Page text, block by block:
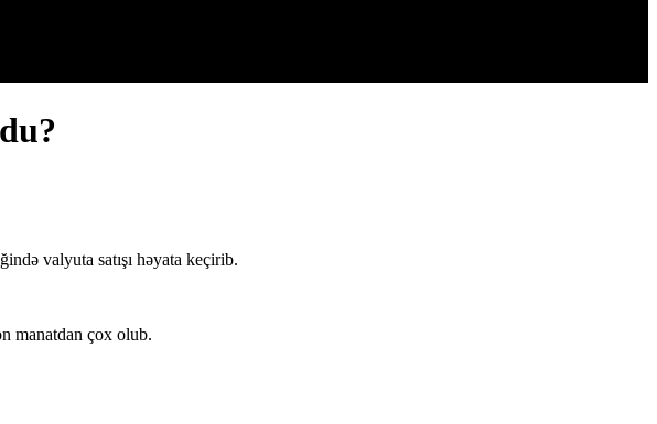
valyuta satışı həyata keçirib.
manatdan çox olub.